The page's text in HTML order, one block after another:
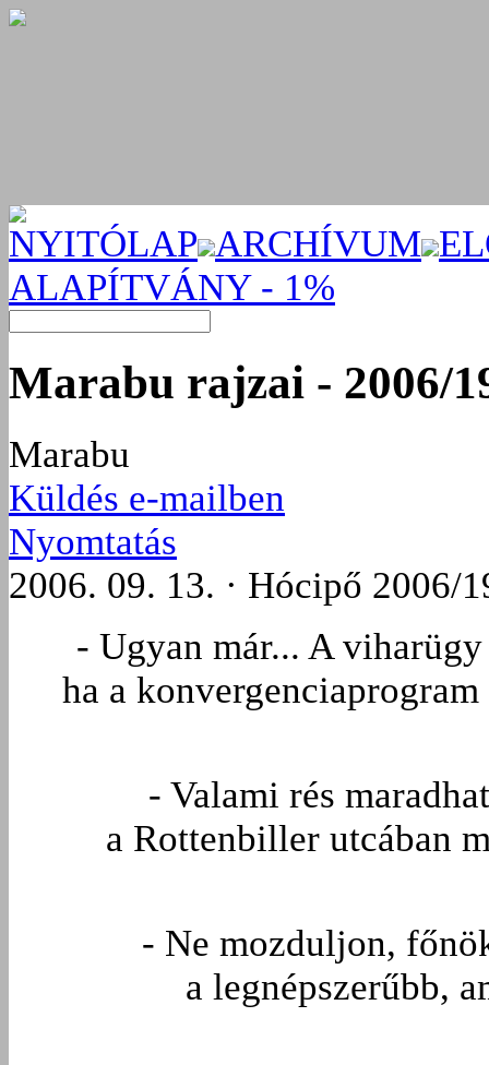
NYITÓLAP ARCHÍVUM
ALAPÍTVÁNY - 1%
Marabu rajzai - 2006/
Marabu
Küldés e-mailben
Nyomtatás
2006. 09. 13. · Hócipő 2006/
- Ugyan már... A
ha a
- Valami rés
a Rottenbiller utcában
- Ne mozduljon,
a legnépszerűbb,